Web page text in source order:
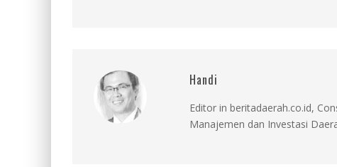
Handi
Editor in beritadaerah.co.id,
Manajemen dan Investasi